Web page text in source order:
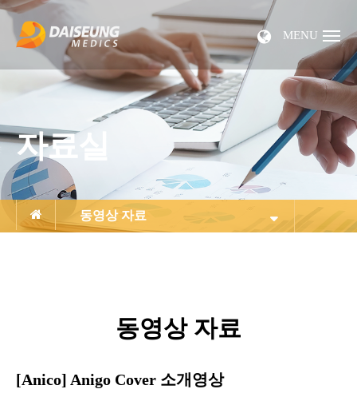
MENU
자료실
동영상 자료
동영상 자료
[Anico] Anigo Cover 소개영상